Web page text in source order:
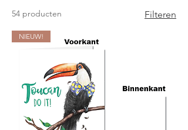
54 producten Filteren
NIEUW!